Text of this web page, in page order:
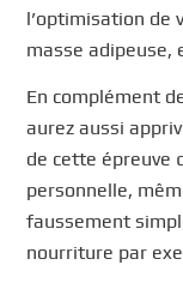
l’optimisation de
masse adipeuse,
En complément
aurez aussi
de cette épreuve
personnelle,
faussement
nourriture par